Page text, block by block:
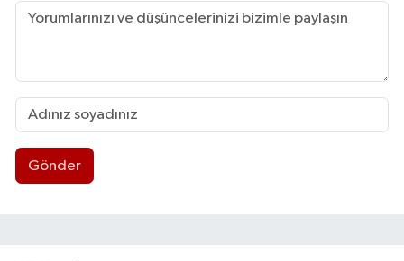
Gönder